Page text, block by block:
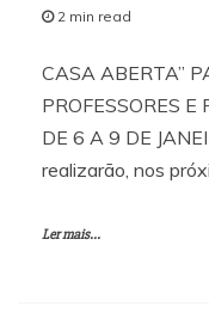
2 min read
CASA ABERTA”
PROFESSORES
DE 6 A 9 DE
realizarão, nos
Ler mais...